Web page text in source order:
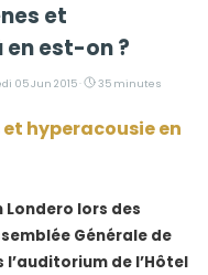
et
en est-on ?
05 Jun 2015 ·
35 minutes
hyperacousie en
Londero lors des
Générale de
l’auditorium de l’Hôtel